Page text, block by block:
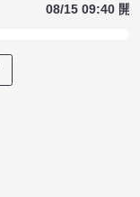
08/15 09:40 開